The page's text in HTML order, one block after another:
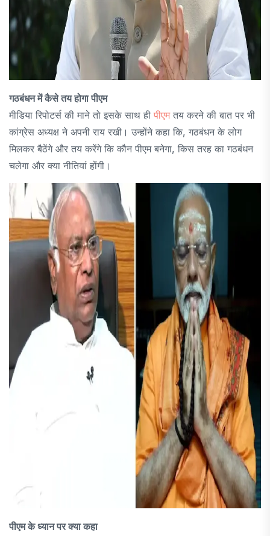
गठबंधन में कैसे तय होगा पीएम
मीडिया रिपोटर्स की माने तो इसके साथ ही पीएमतय करने की बात पर भी
कांग्रेस अध्यक्ष ने अपनी राय रखी। उन्होंने कहा कि, गठबंधन के लोग
मिलकर बैठेंगे और तय करेंगे कि कौन पीएम बनेगा, किस तरह का गठबंधन
चलेगा और क्या नीतियां होंगी।
पीएम के ध्यान पर क्या कहा